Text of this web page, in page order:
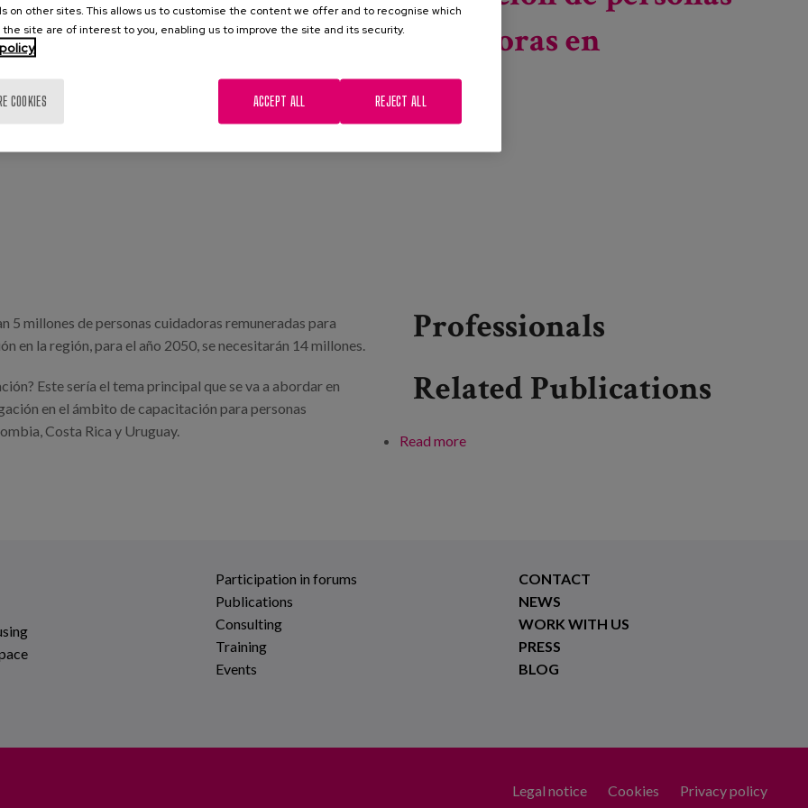
cuidadoras en
centrado en la persona
5 millones de personas cuidadoras remuneradas para
en la región, para el año 2050, se necesitarán 14 millones.
Este sería el tema principal que se va a abordar en
en el ámbito de capacitación para personas
Costa Rica y Uruguay.
Professionals
Related Publications
Read more
Participation in forums
Publications
Consulting
Training
Events
CONTACT
NEWS
WORK WITH US
PRESS
BLOG
Legal notice Cookies Privacy policy
on other sites. This allows us to customise the content we offer and to recognise which
site are of interest to you, enabling us to improve the site and its security.
COOKIES REJECT ALL
ACCEPT ALL